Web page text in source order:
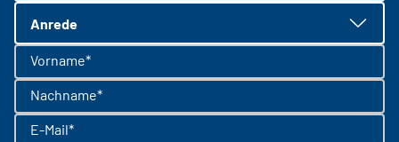
Anrede
Vorname*
Nachname*
E-Mail*